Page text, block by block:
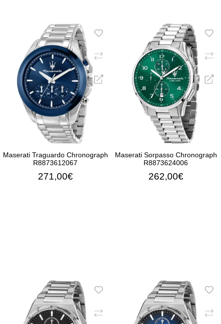
ΠΡΟΣΘΉΚΗ ΣΤΟ ΚΑΛΆΘΙ ΠΡΟΣΘΉΚΗ ΣΤΟ
ΠΡΟΣΘΉΚΗ ΣΤΟ ΚΑΛΆΘΙ
Maserati Traguardo Chronograph
R8873612067
271,00€
ΠΡΟΣΘΉΚΗ ΣΤΟ
Maserati Sorpasso Chronograph
R8873624006
262,00€